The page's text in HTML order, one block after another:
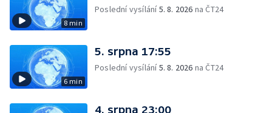
8 min
Poslední vysílání5. 8. 2026 na ČT24
6 min
5. srpna 17:55
Poslední vysílání5. 8. 2026 na ČT24
4. srpna 23:00